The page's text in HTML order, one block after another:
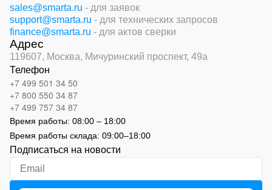
sales@smarta.ru - для заявок
support@smarta.ru - для технических запросов
finance@smarta.ru - для актов сверки
Адрес
119607, Москва, Мичуринский проспект, 49а
Телефон
+7 499 501 34 50
+7 800 550 34 87
+7 499 757 34 87
Время работы: 08:00 – 18:00
Время работы склада: 09:00–18:00
Подписаться на новости